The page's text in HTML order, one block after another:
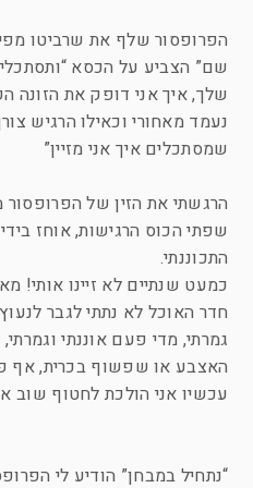
הפרופסור שלף את שרביטו
שם” הצביע על הכסא “ותסתכלי
שלך, איך אני דופק את הזונה
נעמד מאחורי וכאילו הרגיש
שמסתכלים איך אני מזיין”
הרגשתי את הזין של
שפתי הכוס הרגישות, אוחז
התכוננתי.
כמעט שנתיים לא זיינו אותי!
חדר האוכל לא נתתי לגבר
גמרתי, מדי פעם אוננתי
האצבע או שפשוף בכרית, אף
עכשיו אני הולכת לחטוף שוב
“נתחיל במבחן” הודיע לי